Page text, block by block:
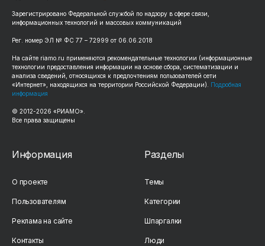
Зарегистрировано Федеральной службой по надзору в сфере связи,
информационных технологий и массовых коммуникаций
Рег. номер ЭЛ № ФС 77 – 72999 от 06.06.2018
На сайте riamo.ru применяются рекомендательные технологии (информационные
технологии предоставления информации на основе сбора, систематизации и
анализа сведений, относящихся к предпочтениям пользователей сети
«Интернет», находящихся на территории Российской Федерации). Подробная
информация
© 2012-2026 «РИАМО».
Все права защищены
Информация
О проекте
Пользователям
Реклама на сайте
Контакты
Разделы
Темы
Категории
Шпаргалки
Люди